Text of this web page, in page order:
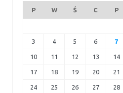
P W Ś C P
3 4 5 6 7
10 11 12 13 14
17 18 19 20 21
24 25 26 27 28